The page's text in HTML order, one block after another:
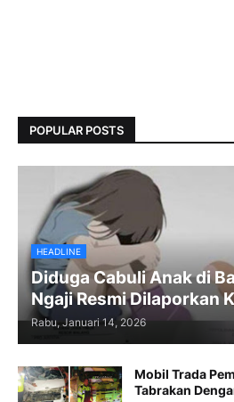
POPULAR POSTS
HEADLINE
Diduga Cabuli Anak di
Ngaji Resmi Dilaporkan
Rabu, Januari 14, 2026
Mobil Trada
Tabrakan